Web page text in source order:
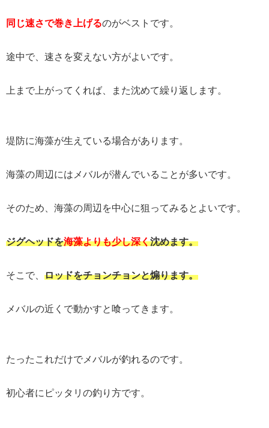
同じ速さで巻き上げるのがベストです。
途中で、速さを変えない方がよいです。
上まで上がってくれば、また沈めて繰り返します。
堤防に海藻が生えている場合があります。
海藻の周辺にはメバルが潜んでいることが多いです。
そのため、海藻の周辺を中心に狙ってみるとよいです。
ジグヘッドを海藻よりも少し深く沈めます。
そこで、 ロッドをチョンチョンと煽ります。
メバルの近くで動かすと喰ってきます。
たったこれだけでメバルが釣れるのです。
初心者にピッタリの釣り方です。